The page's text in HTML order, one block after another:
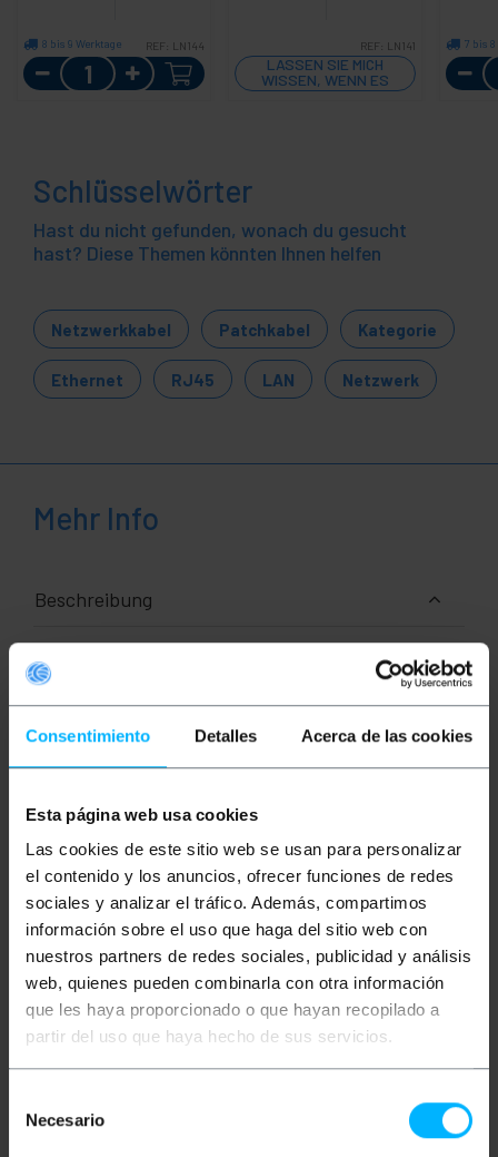
Consentimiento Detalles Acerca de las cookies
Esta página web usa cookies
Las cookies de este sitio web se usan para personalizar
el contenido y los anuncios, ofrecer funciones de redes
sociales y analizar el tráfico. Además, compartimos
información sobre el uso que haga del sitio web con
nuestros partners de redes sociales, publicidad y análisis
web, quienes pueden combinarla con otra información
que les haya proporcionado o que hayan recopilado a
partir del uso que haya hecho de sus servicios.
Necesario
8 bis 9 Werktage REF: LN144
Menge
REF: LN141
LASSEN SIE MICH
WISSEN, WENN ES
LAGER GIBT
7 bis 8
Schlüsselwörter
Hast du nicht gefunden, wonach du gesucht
hast? Diese Themen könnten Ihnen helfen
Netzwerkkabel Patchkabel Kategorie
Ethernet RJ45 LAN Netzwerk
Mehr Info
Beschreibung
Datenübertragungsgeschwindigkeit bis zu 1Gbps
(1000Mbps) mit einer Bandbreite von bis zu 100 Mhz.
4-paarige Ethernet-Kabeltrommel (8 Litzen verdrillt
2 Zoll 2) und gemäß dem ANSI/TIA-568-C-Standard.
Büros, Zuhauses, der Heimautomation usw Audio-
und Videoanwendungen, Videokonferenzen ggf. mit
Konverter-Kits. Ideal zum Anschluss von
beispielsweise Computern, Konsolen, Servern,
Druckern, Switches, Routern, Access Points,
Kameras, Modems oder Netzwerkelektronik im
Allgemeinen und mehr. Dieses Netzwerkkabel ist
ideal für den Einsatz in Privathaushalten, Telearbeit,
Büros, Lagerhäusern, Rechenzentren oder an jedem
anderen Ort für den professionellen Einsatz.
Hergestellt mit der Teilenummer UPC-5004E-SO-
LSZH
Spezifikationen
Ethernet-Kabelspulenlänge: 100 m.